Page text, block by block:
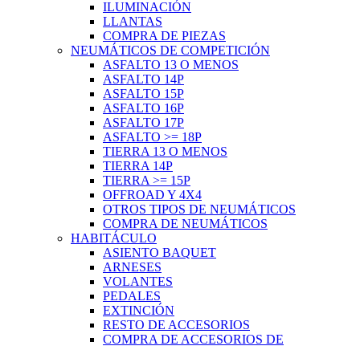
ILUMINACIÓN
LLANTAS
COMPRA DE PIEZAS
NEUMÁTICOS DE COMPETICIÓN
ASFALTO 13 O MENOS
ASFALTO 14P
ASFALTO 15P
ASFALTO 16P
ASFALTO 17P
ASFALTO >= 18P
TIERRA 13 O MENOS
TIERRA 14P
TIERRA >= 15P
OFFROAD Y 4X4
OTROS TIPOS DE NEUMÁTICOS
COMPRA DE NEUMÁTICOS
HABITÁCULO
ASIENTO BAQUET
ARNESES
VOLANTES
PEDALES
EXTINCIÓN
RESTO DE ACCESORIOS
COMPRA DE ACCESORIOS DE